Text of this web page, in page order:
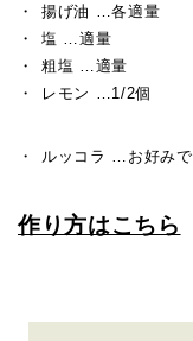
揚げ油 …各適量
塩 …適量
粗塩 …適量
レモン …1/2個
ルッコラ …お好みで
作り方はこちら